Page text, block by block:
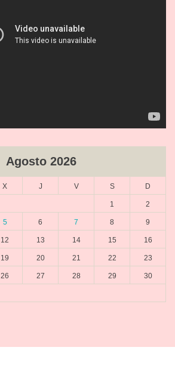
Agosto 2026
X J V S D
1 2
5 6 7 8 9
12 13 14 15 16
19 20 21 22 23
26 27 28 29 30